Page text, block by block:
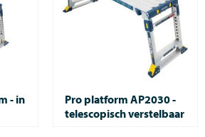
- in
Pro platform AP2030 -
telescopisch verstelbaar